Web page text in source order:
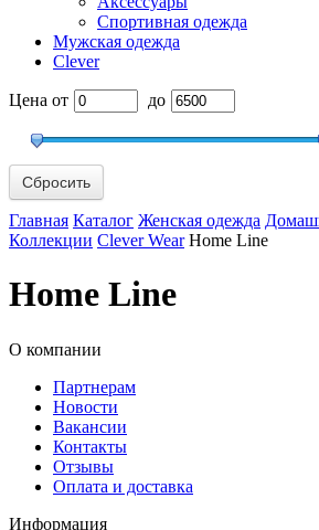
Спортивная одежда
Мужская одежда
Clever
Цена от до
Сбросить
Главная Каталог Женская одежда
Коллекции Clever Wear Home Line
Home Line
О компании
Партнерам
Новости
Вакансии
Контакты
Отзывы
Оплата и доставка
Информация